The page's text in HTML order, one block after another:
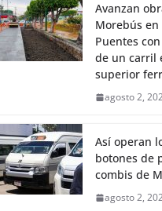
Avanzan
Morebús en
Puentes
de un carril
superior
agosto 2,
Así operan
botones de
combis de
agosto 2,